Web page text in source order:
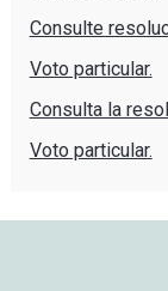
Consulte
Voto particular.
Consulta la
Voto particular.